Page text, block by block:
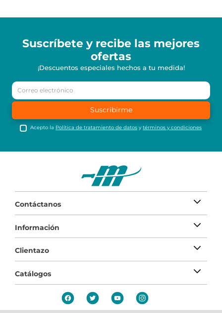
Suscríbete y recibe las mejores
ofertas
¡Descuentos especiales hechos a tu medida!
Suscribirme
Acepto la Política de tratamiento de datos ytérminos y condiciones
Contáctanos
Información
Clientazo
Catálogos